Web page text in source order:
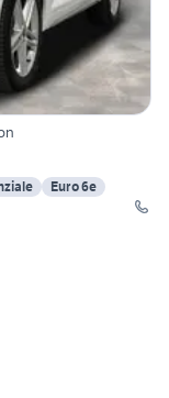
Euro 6e